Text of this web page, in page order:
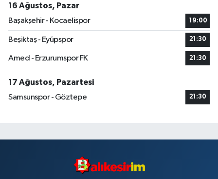
16 Ağustos, Pazar
Başakşehir - Kocaelispor
19:00
Beşiktaş - Eyüpspor 21:30
Amed - Erzurumspor FK 21:30
17 Ağustos, Pazartesi
Samsunspor - Göztepe
21:30